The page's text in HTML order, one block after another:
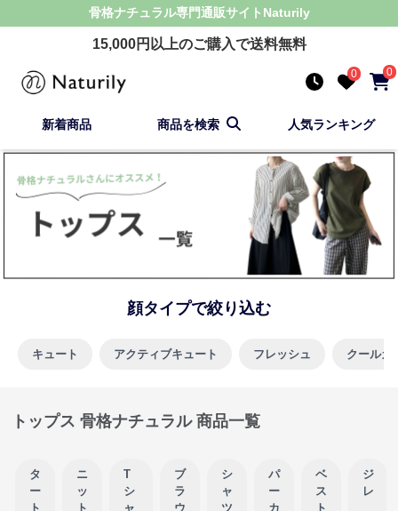
骨格ナチュラル専門通販サイト Naturily
15,000円以上のご購入で送料無料
0 0
新着商品 商品を検索 人気ランキング
顔タイプで絞り込む
キュート アクティブキュート フレッシュ クールカ
トップス 骨格ナチュラル 商品一覧
タ
ー
ト
ニ
ッ
ト
T
シ
ャ
ブ
ラ
ウ
シ
ャ
ツ
パ
ー
カ
ベ
ス
ト
ジ
レ